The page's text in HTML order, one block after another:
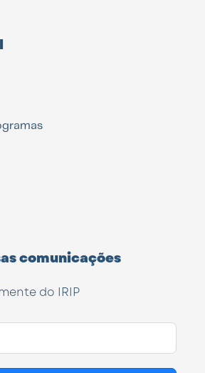
comunicações
do IRIP